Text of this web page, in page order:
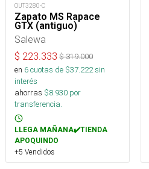
OUT3280-C
Zapato MS Rapace
GTX (antiguo)
Salewa
$ 223.333 $319.000
en 6cuotas de $37.222sin
interés
ahorras $8.930 por
transferencia.
LLEGA MAÑANA✔️TIENDA
APOQUINDO
+5 Vendidos